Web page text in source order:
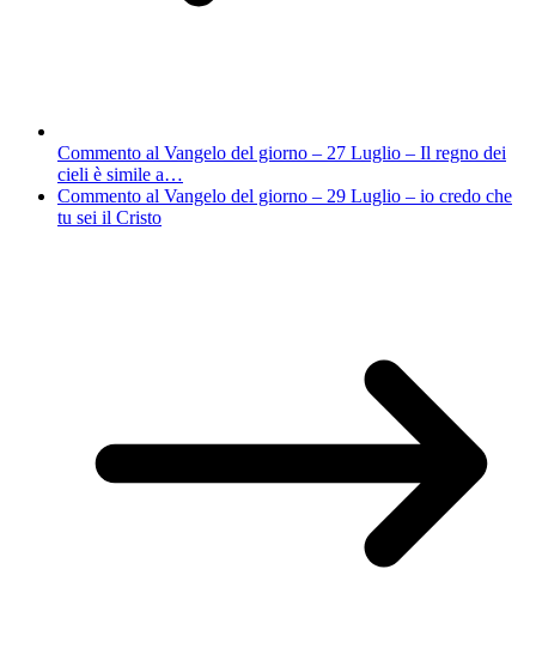
Commento al Vangelo del giorno – 27 Luglio – Il regno dei
cieli è simile a…
Commento al Vangelo del giorno – 29 Luglio – io credo che
tu sei il Cristo